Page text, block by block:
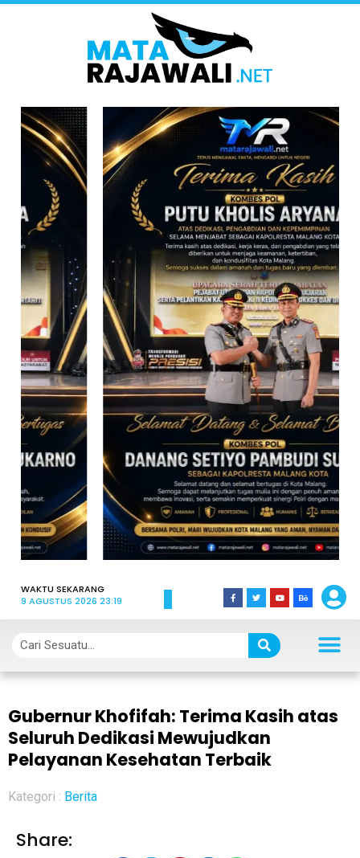
WAKTU SEKARANG
9 AGUSTUS 2026 23:19
Gubernur Khofifah: Terima Kasih atas
Seluruh Dedikasi Mewujudkan
Pelayanan Kesehatan Terbaik
Kategori : Berita
Share: